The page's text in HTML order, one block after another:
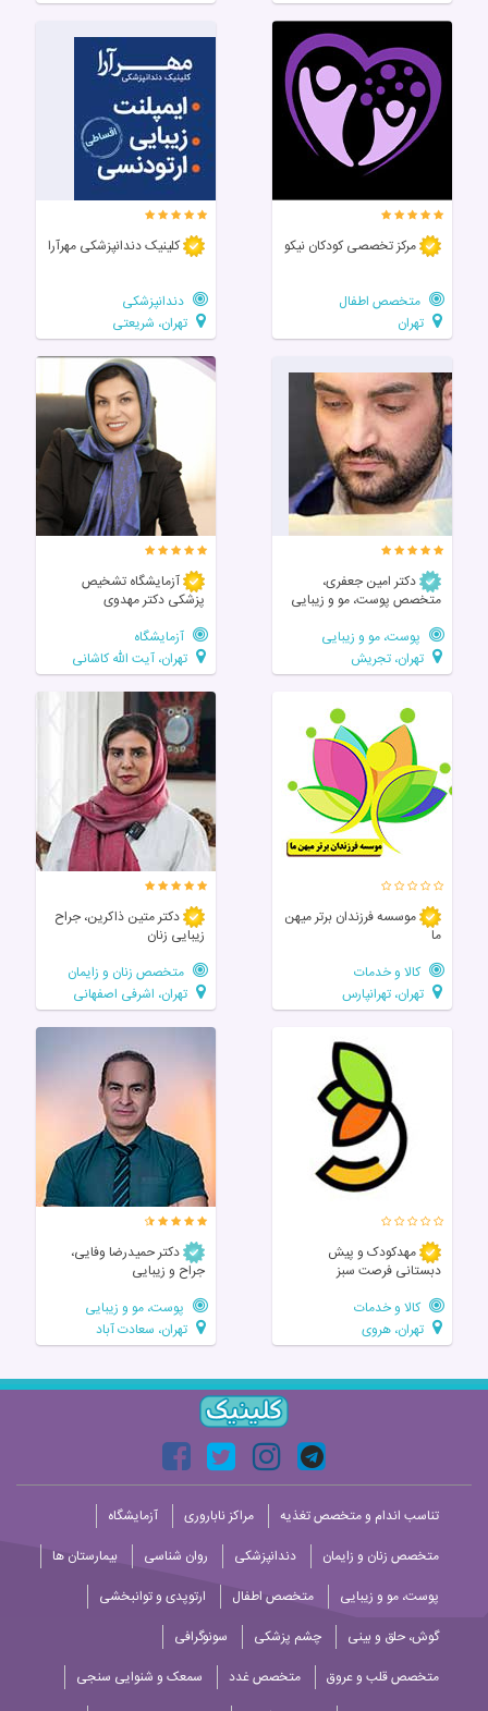
مرکز تخصصی‌ کودکان‌ نیکو
متخصص اطفال
تهران
کلینیک دندانپزشکی مهرآرا
دندانپزشکی
تهران، شریعتی
دکتر امین جعفری،
متخصص پوست، مو و زیبایی
پوست، مو و زیبایی
تهران، تجریش
آزمایشگاه تشخیص
پزشکی دکتر مهدوی
آزمایشگاه
تهران، آیت الله کاشانی
موسسه فرزندان برتر میهن
ما
کالا و خدمات
تهران، تهرانپارس
دکتر متین ذاکرین، جراح
زیبایی زنان
متخصص زنان و زایمان
تهران، اشرفی اصفهانی
مهدکودک و پیش
دبستانی فرصت سبز
کالا و خدمات
تهران، هروی
دکتر حمیدرضا وفایی،
جراح و زیبایی
پوست، مو و زیبایی
تهران، سعادت آباد
تناسب اندام و متخصص تغذیه مراکز ناباروری
آزمایشگاه
متخصص زنان و زایمان
دندانپزشکی روان شناسی
بیمارستان ها
پوست، مو و زیبایی
متخصص اطفال
ارتوپدی و توانبخشی
گوش، حلق و بینی
چشم پزشکی
سونوگرافی
متخصص قلب و عروق
متخصص غدد
سمعک و شنوایی سنجی